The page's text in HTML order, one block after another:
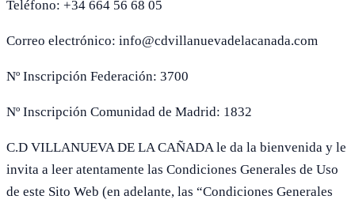
Teléfono: +34 664 56 68 05
Correo electrónico: info@cdvillanuevadelacanada.com
Nº Inscripción Federación: 3700
Nº Inscripción Comunidad de Madrid: 1832
C.D VILLANUEVA DE LA CAÑADA le da la bienvenida y le
invita a leer atentamente las Condiciones Generales de Uso
de este Sito Web (en adelante, las “Condiciones Generales